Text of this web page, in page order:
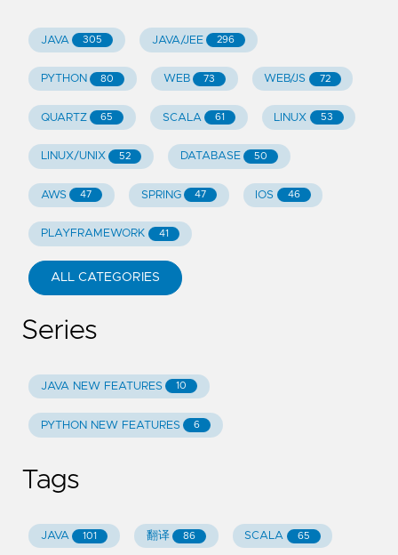
JAVA 305 JAVA/JEE 296
PYTHON 80 WEB 73 WEB/JS 72
QUARTZ 65 SCALA 61 LINUX 53
LINUX/UNIX 52 DATABASE 50
AWS 47 SPRING 47 IOS 46
PLAYFRAMEWORK 41
ALL CATEGORIES
Series
JAVA NEW FEATURES 10
PYTHON NEW FEATURES 6
Tags
JAVA 101 翻译 86 SCALA 65